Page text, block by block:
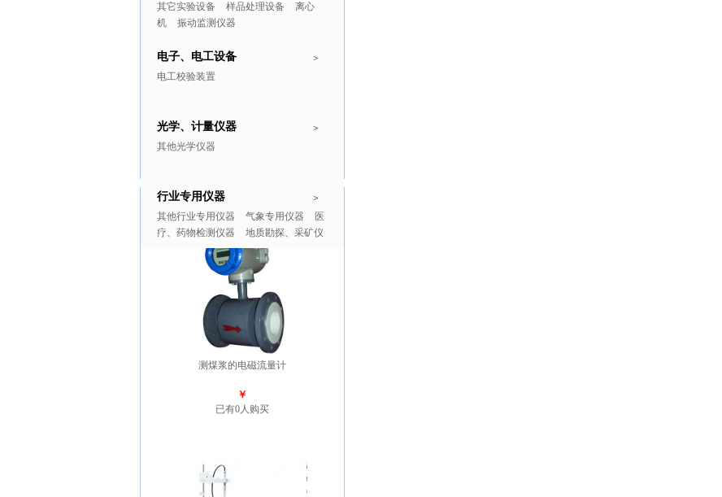
其它实验设备 样品处理设备
离心
机
振动监测仪器
>
电子、电工设备
电工校验装置
>
光学、计量仪器
其他光学仪器
>
行业专用仪器
其他行业专用仪器 气象专用仪器
医
疗、药物检测仪器
地质勘探、采矿仪
推广商品 更多>>
测煤浆的电磁流量计
￥
已有0人购买